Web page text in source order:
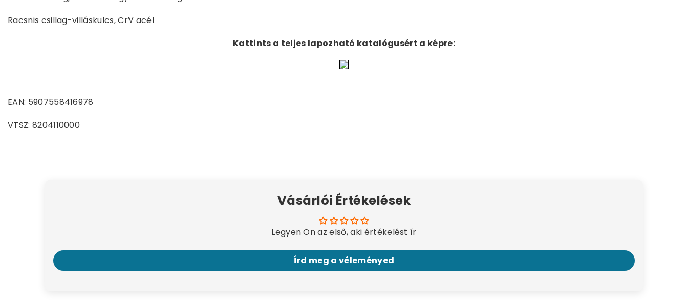
Racsnis csillag-villáskulcs, CrV acél
Kattints a teljes lapozható katalógusért a képre:
EAN: 5907558416978
VTSZ: 8204110000
Vásárlói Értékelések
Legyen Ön az első, aki értékelést ír
Írd meg a véleményed